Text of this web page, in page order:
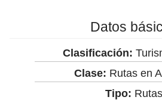
Datos
Clasificación:
Clase: Rutas en
Tipo: Rutas